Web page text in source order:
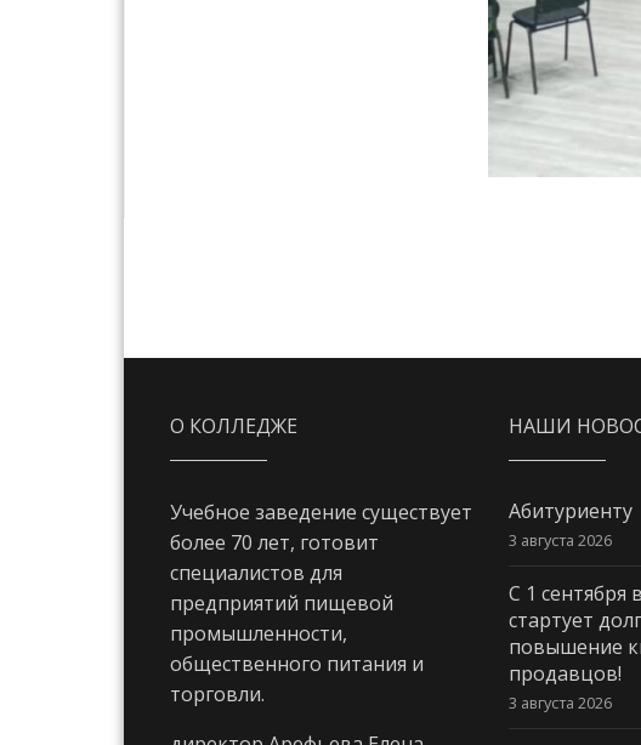
О КОЛЛЕДЖЕ
Учебное заведение существует
более 70 лет, готовит
специалистов для
предприятий пищевой
промышленности,
общественного питания и
торговли.
НАШИ
Абитуриенту
3 августа 2026
С 1 сентября
стартует
повышение
продавцов!
3 августа 2026